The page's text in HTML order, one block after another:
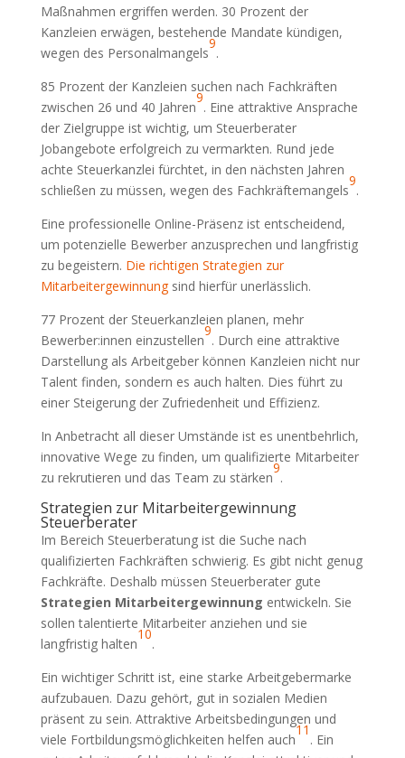
Maßnahmen ergriffen werden. 30 Prozent der
Kanzleien erwägen, bestehende Mandate kündigen,
wegen des Personalmangels
9
.
85 Prozent der Kanzleien suchen nach Fachkräften
zwischen 26 und 40 Jahren
9
. Eine attraktive Ansprache
der Zielgruppe ist wichtig, um Steuerberater
Jobangebote erfolgreich zu vermarkten. Rund jede
achte Steuerkanzlei fürchtet, in den nächsten Jahren
schließen zu müssen, wegen des Fachkräftemangels
9
.
Eine professionelle Online-Präsenz ist entscheidend,
um potenzielle Bewerber anzusprechen und langfristig
zu begeistern. Die richtigen Strategien zur
Mitarbeitergewinnungsind hierfür unerlässlich.
77 Prozent der Steuerkanzleien planen, mehr
Bewerber:innen einzustellen
9
. Durch eine attraktive
Darstellung als Arbeitgeber können Kanzleien nicht nur
Talent finden, sondern es auch halten. Dies führt zu
einer Steigerung der Zufriedenheit und Effizienz.
In Anbetracht all dieser Umstände ist es unentbehrlich,
innovative Wege zu finden, um qualifizierte Mitarbeiter
zu rekrutieren und das Team zu stärken
9
.
Strategien zur Mitarbeitergewinnung
Steuerberater
Im Bereich Steuerberatung ist die Suche nach
qualifizierten Fachkräften schwierig. Es gibt nicht genug
Fachkräfte. Deshalb müssen Steuerberater gute
Strategien Mitarbeitergewinnung entwickeln. Sie
sollen talentierte Mitarbeiter anziehen und sie
langfristig halten
10
.
Ein wichtiger Schritt ist, eine starke Arbeitgebermarke
aufzubauen. Dazu gehört, gut in sozialen Medien
präsent zu sein. Attraktive Arbeitsbedingungen und
viele Fortbildungsmöglichkeiten helfen auch
11
. Ein